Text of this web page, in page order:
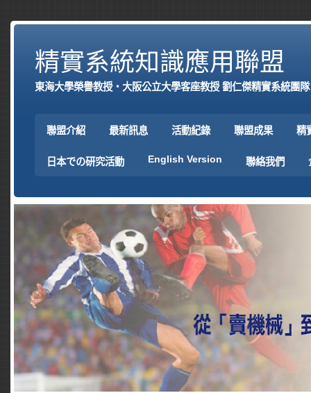
精實系統知識應用聯盟
東海大學榮譽教授‧大阪公立大學客座教授 劉仁傑精實系統團隊
聯盟介紹 最新訊息 活動紀錄 聯盟成果 精
日本での研究活動 English Version 聯絡我們